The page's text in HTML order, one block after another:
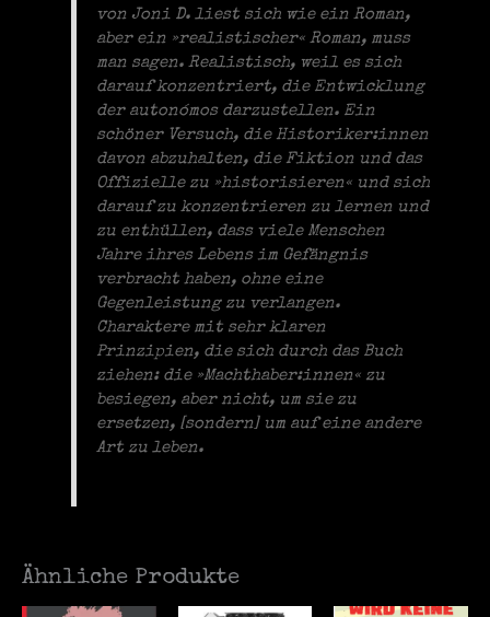
von Joni D. liest sich wie ein Roman,
aber ein »realistischer« Roman, muss
man sagen. Realistisch, weil es sich
darauf konzentriert, die Entwicklung
der autonómos darzustellen. Ein
schöner Versuch, die Historiker:innen
davon abzuhalten, die Fiktion und das
Offizielle zu »historisieren« und sich
darauf zu konzentrieren zu lernen und
zu enthüllen, dass viele Menschen
Jahre ihres Lebens im Gefängnis
verbracht haben, ohne eine
Gegenleistung zu verlangen.
Charaktere mit sehr klaren
Prinzipien, die sich durch das Buch
ziehen: die »Machthaber:innen« zu
besiegen, aber nicht, um sie zu
ersetzen, [sondern] um auf eine andere
Art zu leben.
Ähnliche Produkte